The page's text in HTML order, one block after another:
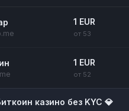
1 EUR
от 53
1 EUR
от 52
казино без KYC 💎